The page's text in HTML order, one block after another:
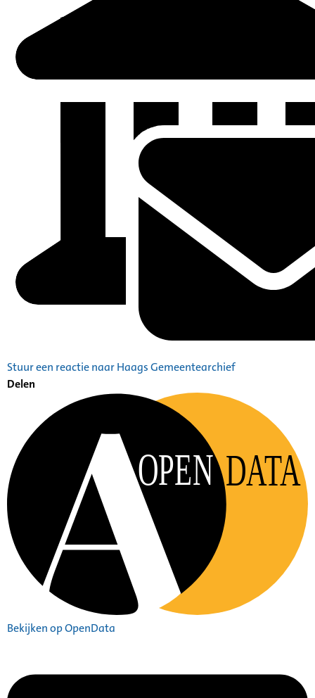
Stuur een reactie naar Haags Gemeentearchief
Delen
OPEN DATA
Bekijken op OpenData